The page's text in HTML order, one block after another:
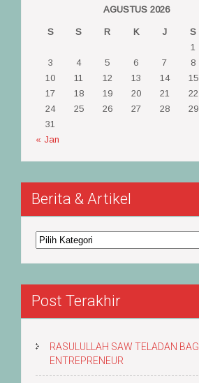
AGUSTUS 2026
S S R K J S
1
3
4 5 6 7 8
10
11 12 13 14 15
17
18 19 20 21 22
24
25 26 27 28 29
31
« Jan
Berita & Artikel
Berita
&
Artikel
Post Terakhir
RASULULLAH SAW TELADAN BAGI
ENTREPRENEUR